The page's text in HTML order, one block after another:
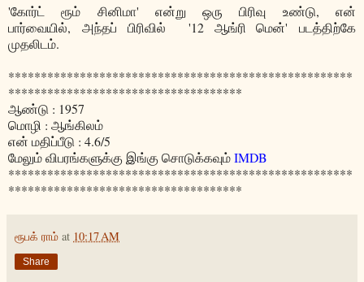
'கோர்ட் ரூம் சினிமா' என்று ஒரு பிரிவு உண்டு, என்
பார்வையில், அந்தப் பிரிவில் '12 ஆங்ரி மென்' படத்திற்கே
முதலிடம்.
*****************************************************
************************************
ஆண்டு : 1957
மொழி : ஆங்கிலம்
என் மதிப்பீடு : 4.6/5
மேலும் விபரங்களுக்கு இங்கு சொடுக்கவும்IMDB
*****************************************************
************************************
ரூபக் ராம் at 10:17 AM
Share